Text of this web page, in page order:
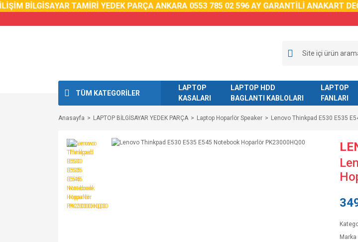
BİLGİSAYAR TAMİRİ YEDEK PARÇA ANKARA 0553 785 02 596 AY GARANTİLİ ANAKART
TÜM KATEGORİLER
LAPTOP
KASALARI
LAPTOP HDD
BAGLANTI KABLOLARI
LAPTOP
FANLARI
Anasayfa LAPTOP BİLGİSAYAR YEDEK PARÇA Laptop Hoparlör Speaker Lenovo Thinkpad E530 E535
Marka